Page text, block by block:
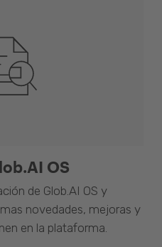
OS
de Glob.AI OS y
novedades, mejoras y
en la plataforma.